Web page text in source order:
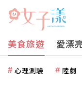
美食旅遊 愛漂
心理測驗 陸劇